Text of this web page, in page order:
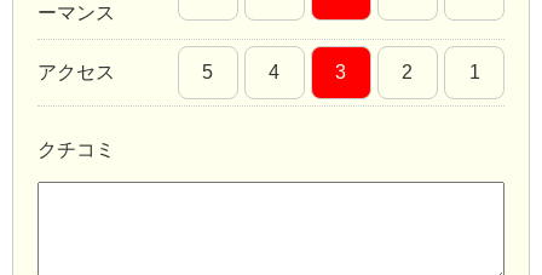
ーマンス
アクセス 5 4 3 2 1
クチコミ